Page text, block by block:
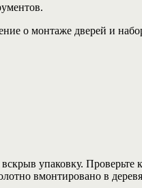
о монтаже дверей и
упаковку.
вмонтировано в